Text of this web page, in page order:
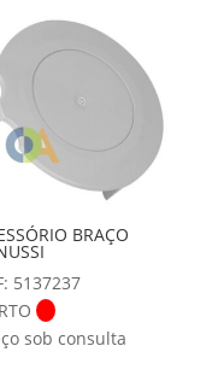
BRAÇO
5137237
sob consulta